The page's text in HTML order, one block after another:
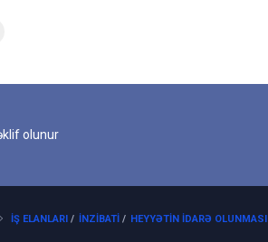
olunur
İŞ ELANLARI / İNZIBATI / HEYYƏTIN IDARƏ OLUNMASI